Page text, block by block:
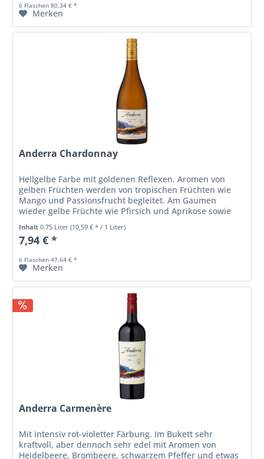
6 Flaschen 80,34 € *
Merken
Anderra Chardonnay
Hellgelbe Farbe mit goldenen Reflexen. Aromen von
gelben Früchten werden von tropischen Früchten wie
Mango und Passionsfrucht begleitet. Am Gaumen
wieder gelbe Früchte wie Pfirsich und Aprikose sowie
feine Röstnoten. Ausdrucksstark,...
Inhalt0.75 Liter(10,59 € * / 1 Liter)
7,94 € *
6 Flaschen 47,64 € *
Merken
Anderra Carmenère
Mit intensiv rot-violetter Färbung. Im Bukett sehr
kraftvoll, aber dennoch sehr edel mit Aromen von
Heidelbeere, Brombeere, schwarzem Pfeffer und etwas